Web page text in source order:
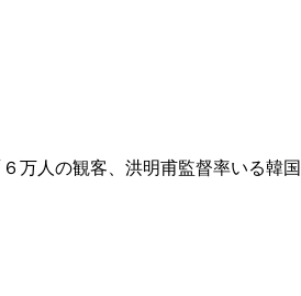
万人の観客、洪明甫監督率いる韓国